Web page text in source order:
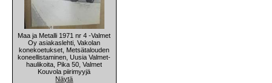
Maa ja Metalli 1971 nr 4 -Valmet
Oy asiakaslehti, Vakolan
konekoetukset, Metsätalouden
koneellistaminen, Uusia Valmet-
haulikoita, Pika 50, Valmet
Kouvola piirimyyjä
Näytä